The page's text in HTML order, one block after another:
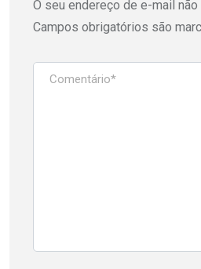
O seu endereço de e-mail
Campos obrigatórios são